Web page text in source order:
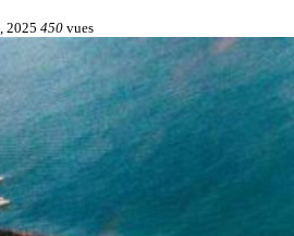
2025 450 vues